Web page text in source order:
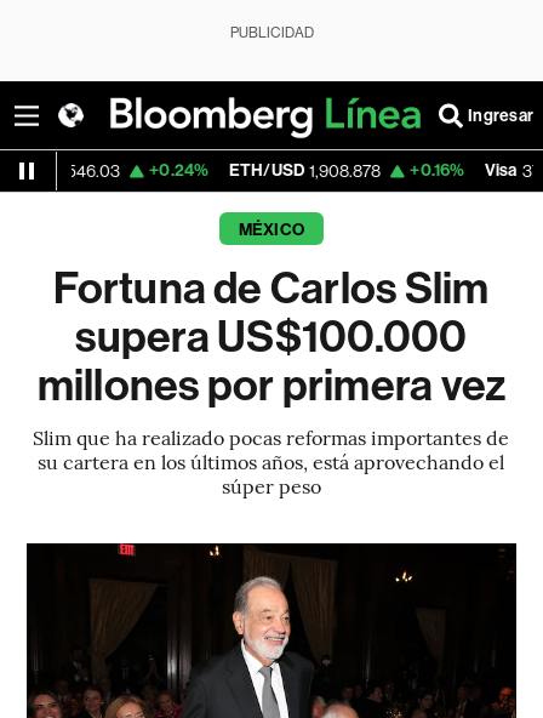
PUBLICIDAD
Ingresar
+0.24% ETH/USD 1,908.878 +0.16% Visa 370.47
MÉXICO
Fortuna de Carlos Slim
supera US$100.000
millones por primera vez
Slim que ha realizado pocas reformas importantes de
su cartera en los últimos años, está aprovechando el
súper peso